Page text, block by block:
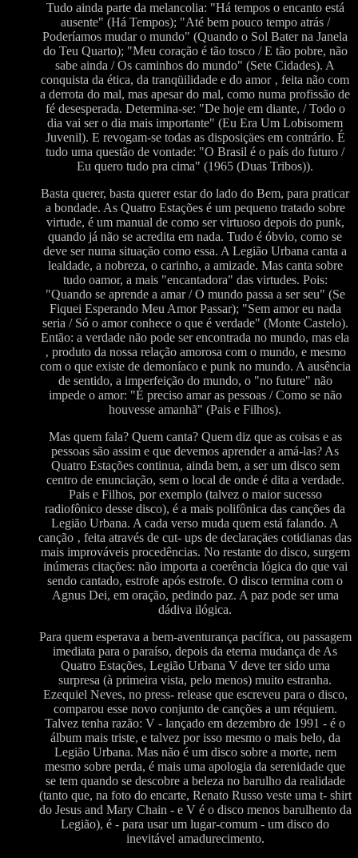
Tudo ainda parte da melancolia: "Há tempos o encanto está
ausente" (Há Tempos); "Até bem pouco tempo atrás /
Poderíamos mudar o mundo" (Quando o Sol Bater na Janela
do Teu Quarto); "Meu coração é tão tosco / E tão pobre, não
sabe ainda / Os caminhos do mundo" (Sete Cidades). A
conquista da ética, da tranqüilidade e do amor ‚ feita não com
a derrota do mal, mas apesar do mal, como numa profissão de
fé desesperada. Determina-se: "De hoje em diante, / Todo o
dia vai ser o dia mais importante" (Eu Era Um Lobisomem
Juvenil). E revogam-se todas as disposiçäes em contrário. É
tudo uma questão de vontade: "O Brasil é o país do futuro /
Eu quero tudo pra cima" (1965 (Duas Tribos)).
Basta querer, basta querer estar do lado do Bem, para praticar
a bondade. As Quatro Estações é um pequeno tratado sobre
virtude, é um manual de como ser virtuoso depois do punk,
quando já não se acredita em nada. Tudo é óbvio, como se
deve ser numa situação como essa. A Legião Urbana canta a
lealdade, a nobreza, o carinho, a amizade. Mas canta sobre
tudo oamor, a mais "encantadora" das virtudes. Pois:
"Quando se aprende a amar / O mundo passa a ser seu" (Se
Fiquei Esperando Meu Amor Passar); "Sem amor eu nada
seria / Só o amor conhece o que é verdade" (Monte Castelo).
Então: a verdade não pode ser encontrada no mundo, mas ela
‚ produto da nossa relação amorosa com o mundo, e mesmo
com o que existe de demoníaco e punk no mundo. A ausência
de sentido, a imperfeição do mundo, o "no future" não
impede o amor: "É preciso amar as pessoas / Como se não
houvesse amanhã" (Pais e Filhos).
Mas quem fala? Quem canta? Quem diz que as coisas e as
pessoas são assim e que devemos aprender a amá-las? As
Quatro Estações continua, ainda bem, a ser um disco sem
centro de enunciação, sem o local de onde é dita a verdade.
Pais e Filhos, por exemplo (talvez o maior sucesso
radiofônico desse disco), é a mais polifônica das canções da
Legião Urbana. A cada verso muda quem está falando. A
canção ‚ feita através de cut- ups de declaraçäes cotidianas das
mais improváveis procedências. No restante do disco, surgem
inúmeras citações: não importa a coerência lógica do que vai
sendo cantado, estrofe após estrofe. O disco termina com o
Agnus Dei, em oração, pedindo paz. A paz pode ser uma
dádiva ilógica.
Para quem esperava a bem-aventurança pacífica, ou passagem
imediata para o paraíso, depois da eterna mudança de As
Quatro Estações, Legião Urbana V deve ter sido uma
surpresa (à primeira vista, pelo menos) muito estranha.
Ezequiel Neves, no press- release que escreveu para o disco,
comparou esse novo conjunto de canções a um réquiem.
Talvez tenha razão: V - lançado em dezembro de 1991 - é o
álbum mais triste, e talvez por isso mesmo o mais belo, da
Legião Urbana. Mas não é um disco sobre a morte, nem
mesmo sobre perda, é mais uma apologia da serenidade que
se tem quando se descobre a beleza no barulho da realidade
(tanto que, na foto do encarte, Renato Russo veste uma t- shirt
do Jesus and Mary Chain - e V é o disco menos barulhento da
Legião), é - para usar um lugar-comum - um disco do
inevitável amadurecimento.